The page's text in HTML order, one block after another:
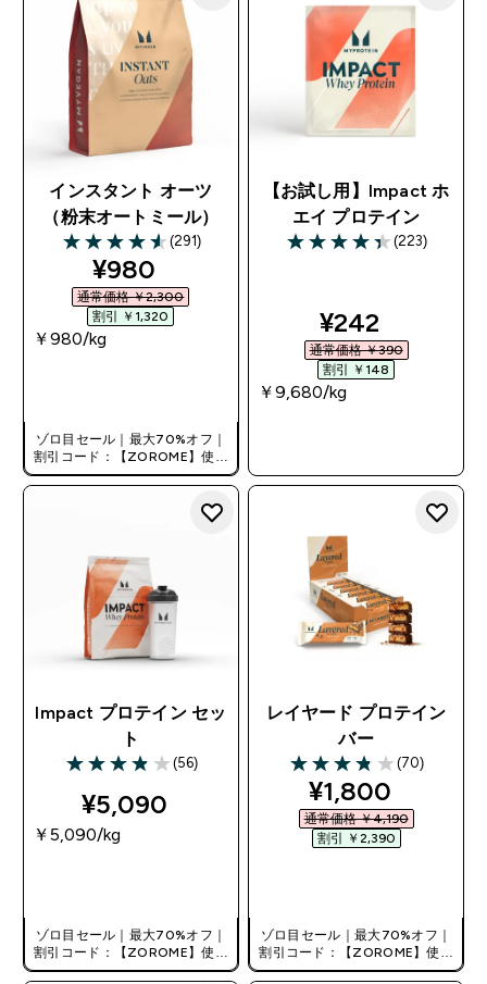
インスタント オーツ
（粉末オートミール）
4.58 out of 5 stars
(291)
discounted price
¥980‎
通常価格 ￥2,300‎
割引 ￥1,320‎
￥980‎/kg
ゾロ目セール｜最大70%オフ｜
割引コード：【ZOROME】使用
で追加10%オフ！
【お試し用】Impact ホ
エイ プロテイン
4.35 out of 5 stars
(223)
discounted
¥242‎
通常価格 ￥390‎
割引 ￥148‎
￥9,680‎/kg
Impact プロテイン セッ
ト
3.88 out of 5 stars
(56)
¥5,090‎
￥5,090‎/kg
ゾロ目セール｜最大70%オフ｜
割引コード：【ZOROME】使用
で追加10%オフ！
レイヤード プロテイン
バー
3.8 out of 5 stars
(70)
discounted
¥1,800‎
通常価格 ￥4,190‎
割引 ￥2,390‎
ゾロ目セール｜最大70%オフ｜
割引コード：【ZOROME】使用
で追加10%オフ！